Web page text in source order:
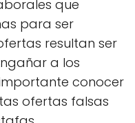
que
para ser
resultan ser
a los
conocer
ofertas falsas